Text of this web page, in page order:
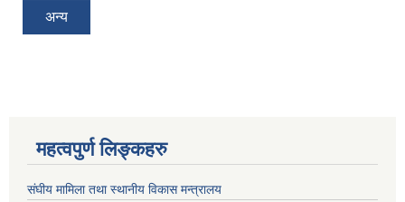
अन्य
महत्वपुर्ण लिङ्कहरु
संघीय मामिला तथा स्थानीय विकास मन्त्रालय